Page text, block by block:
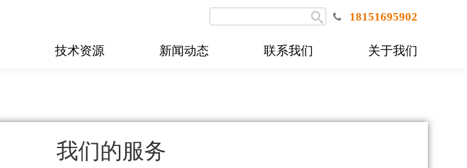
18151695902
技术资源 新闻动态 联系我们 关于我们
我们的服务